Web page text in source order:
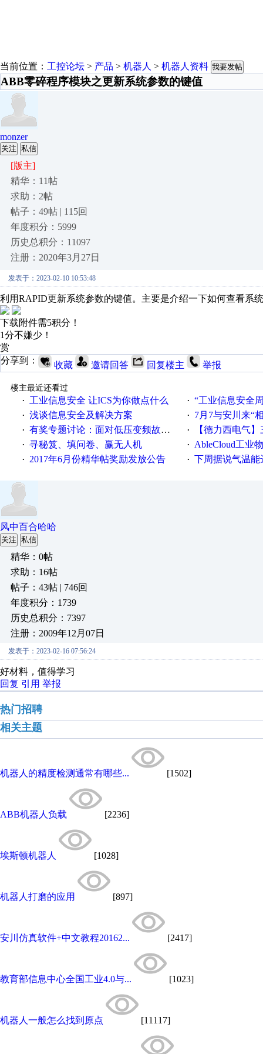
当前位置： 工控论坛 > 产品 > 机器人 > 机器人资料 我要发帖
ABB零碎程序模块之更新系统参数的键值
monzer
关注 私信
[版主]
精华：11帖
求助：2帖
帖子：49帖 | 115回
年度积分：5999
历史总积分：11097
注册：2020年3月27日
发表于：2023-02-10 10:53:48
利用RAPID更新系统参数的键值。主要是介绍一下如何查看系
下载附件需5积分！
1分不嫌少！
赏
分享到：
收藏 邀请回答 回复楼主 举报
楼主最近还看过
·
工业信息安全 让ICS为你做点什么 · “工业信息安全周之我见”
· 浅谈信息安全及解决方案 · 7月7与安川来“
· 有奖专题讨论：面对低压变频故障，老手是这样解决的！ · 【德力西电气】三
· 寻秘笈、填问卷、赢无人机 · AbleCloud工业物联
· 2017年6月份精华帖奖励发放公告 · 下周据说气温能
风中百合哈哈
关注 私信
精华：0帖
求助：16帖
帖子：43帖 | 746回
年度积分：1739
历史总积分：7397
注册：2009年12月07日
发表于：2023-02-16 07:56:24
好材料，值得学习
回复 引用 举报
热门招聘
相关主题
机器人的精度检测通常有哪些... [1502]
ABB机器人负载 [2236]
埃斯顿机器人 [1028]
机器人打磨的应用 [897]
安川仿真软件+中文教程20162... [2417]
教育部信息中心全国工业4.0与... [1023]
机器人一般怎么找到原点 [11117]